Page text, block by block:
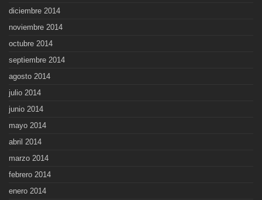
diciembre 2014
noviembre 2014
octubre 2014
septiembre 2014
agosto 2014
julio 2014
junio 2014
mayo 2014
abril 2014
marzo 2014
febrero 2014
enero 2014